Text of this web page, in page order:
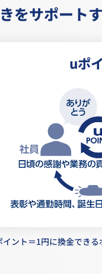
をサポート
uポ
ント＝1円に換金できる